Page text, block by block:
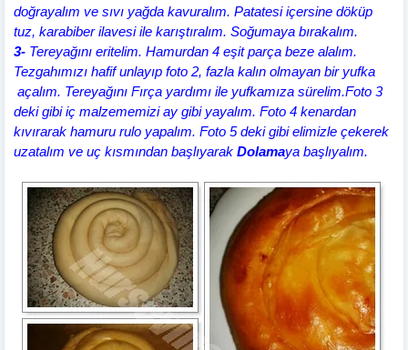
doğrayalım ve sıvı yağda kavuralım. Patatesi içersine döküp
tuz, karabiber ilavesi ile karıştıralım. Soğumaya bırakalım.
3- Tereyağını eritelim. Hamurdan 4 eşit parça beze alalım.
Tezgahımızı hafif unlayıp foto 2, fazla kalın olmayan bir yufka
açalım. Tereyağını Fırça yardımı ile yufkamıza sürelim.Foto 3
deki gibi iç malzememizi ay gibi yayalım. Foto 4 kenardan
kıvırarak hamuru rulo yapalım. Foto 5 deki gibi elimizle çekerek
uzatalım ve uç kısmından başlıyarak Dolamaya başlıyalım.